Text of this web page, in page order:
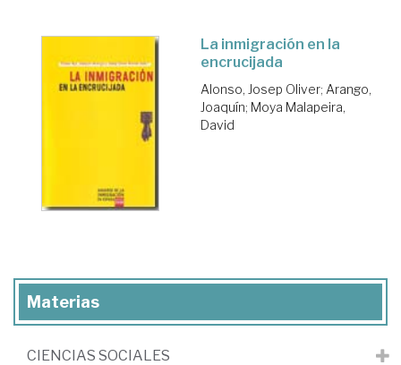
La inmigración en la
encrucijada
Alonso, Josep Oliver; Arango,
Joaquín; Moya Malapeira,
David
Materias
CIENCIAS SOCIALES